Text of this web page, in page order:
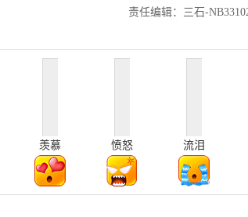
责任编辑：三石-
羡慕 愤怒 流泪